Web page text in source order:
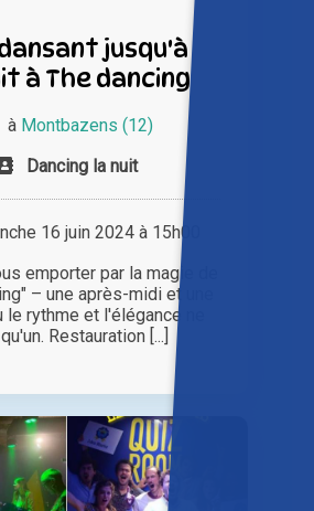
jusqu'à
à The dancing
à Montbazens (12)
Dancing la nuit
16 juin 2024 à 15h00
emporter par la magie de
– une après-midi et une
rythme et l'élégance ne
Restauration [...]